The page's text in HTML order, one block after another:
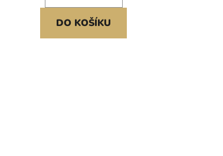
DO KOŠÍKU